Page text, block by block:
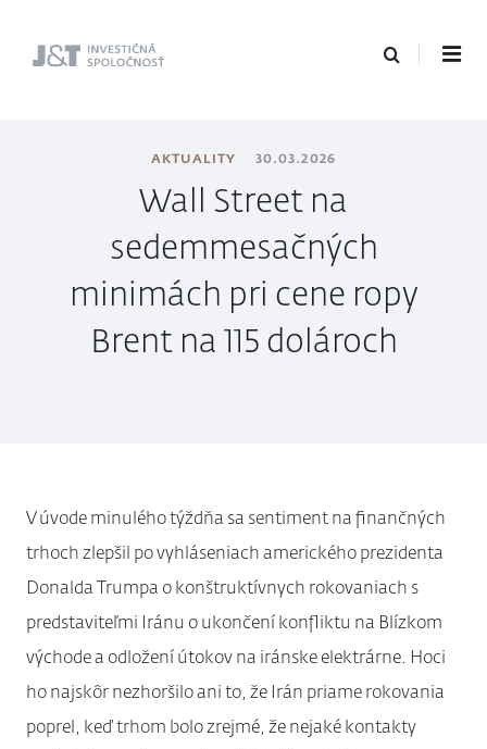
J&T Investičná
AKTUALITY 30.03.2026
Wall Street na
sedemmesačných
minimách pri cene ropy
Brent na 115 dolároch
V úvode minulého týždňa sa sentiment na finančných
trhoch zlepšil po vyhláseniach amerického prezidenta
Donalda Trumpa o konštruktívnych rokovaniach s
predstaviteľmi Iránu o ukončení konfliktu na Blízkom
východe a odložení útokov na iránske elektrárne. Hoci
ho najskôr nezhoršilo ani to, že Irán priame rokovania
poprel, keď trhom bolo zrejmé, že nejaké kontakty